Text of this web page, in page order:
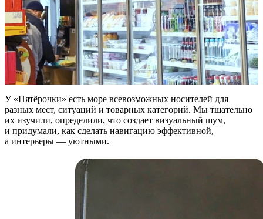
У «Пятёрочки» есть море всевозможных носителей для
разных мест, ситуаций и товарных категорий. Мы тщательно
их изучили, определили, что создает визуальный шум,
и придумали, как сделать навигацию эффективной,
а интерьеры — уютными.